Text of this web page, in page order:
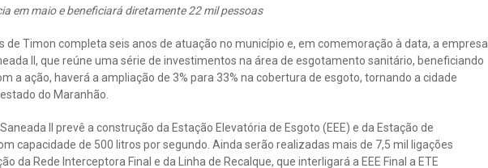
em maio e beneficiará diretamente 22 mil pessoas
de Timon completa seis anos de atuação no município e, em comemoração à data, a empresa
II, que reúne uma série de investimentos na área de esgotamento sanitário, beneficiando
a ação, haverá a ampliação de 3% para 33% na cobertura de esgoto, tornando a cidade
do Maranhão.
II prevê a construção da Estação Elevatória de Esgoto (EEE) e da Estação de
capacidade de 500 litros por segundo. Ainda serão realizadas mais de 7,5 mil ligações
da Rede Interceptora Final e da Linha de Recalque, que interligará a EEE Final a ETE